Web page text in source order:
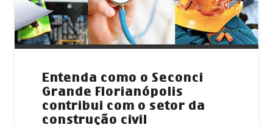
Entenda como o Seconci
Grande Florianópolis
contribui com o setor da
construção civil